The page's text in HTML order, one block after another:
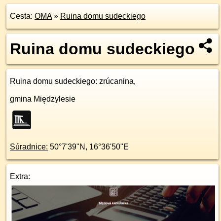
Cesta: OMA» Ruina domu sudeckiego
Ruina domu sudeckiego
Ruina domu sudeckiego: zrúcanina,
gmina Międzylesie
Súradnice: 50°7'39"N , 16°36'50"E
Extra: